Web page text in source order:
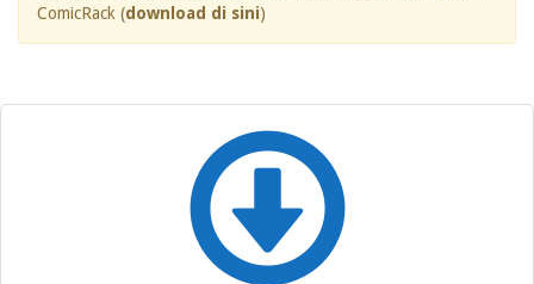
ComicRack (download di sini)